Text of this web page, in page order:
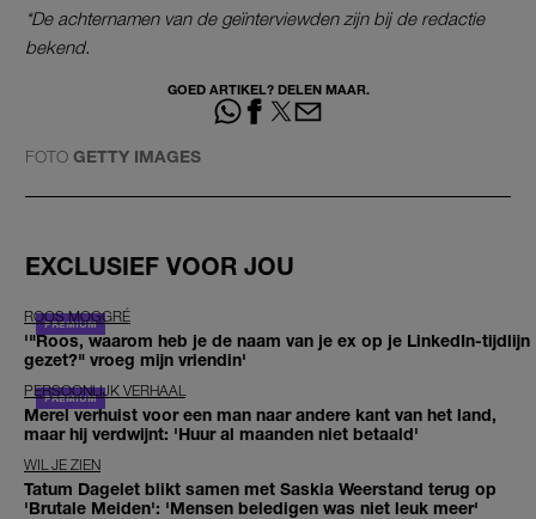
*De achternamen van de geïnterviewden zijn bij de redactie
bekend.
GOED ARTIKEL? DELEN MAAR.
FOTO GETTY IMAGES
EXCLUSIEF VOOR JOU
ROOS MOGGRÉ
'"Roos, waarom heb je de naam van je ex op je LinkedIn-tijdlijn
gezet?" vroeg mijn vriendin'
PERSOONLIJK VERHAAL
Merel verhuist voor een man naar andere kant van het land,
maar hij verdwijnt: 'Huur al maanden niet betaald'
WIL JE ZIEN
Tatum Dagelet blikt samen met Saskia Weerstand terug op
'Brutale Meiden': 'Mensen beledigen was niet leuk meer'